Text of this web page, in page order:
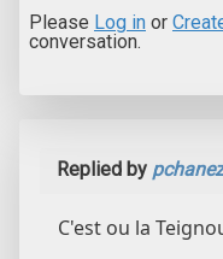
Please Log in or
conversation.
Replied by pchanez
C'est ou la